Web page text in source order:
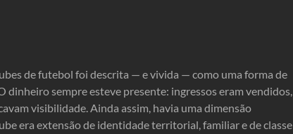
de futebol foi descrita — e vivida — como uma forma de
dinheiro sempre esteve presente: ingressos eram vendidos,
visibilidade. Ainda assim, havia uma dimensão
era extensão de identidade territorial, familiar e de classe